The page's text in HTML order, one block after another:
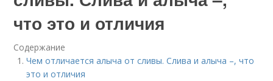
что это и отличия
Содержание
Чем отличается алыча от сливы. Слива и алыча –, что
это и отличия